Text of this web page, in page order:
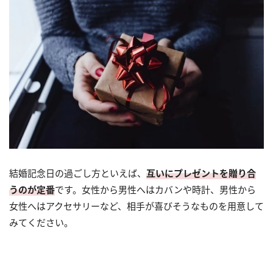
結婚記念日の過ごし方といえば、 互いにプレゼントを贈り合
うのが定番です。女性から男性へはカバンや時計、男性から
女性へはアクセサリーなど、相手が喜びそうなものを用意して
みてください。